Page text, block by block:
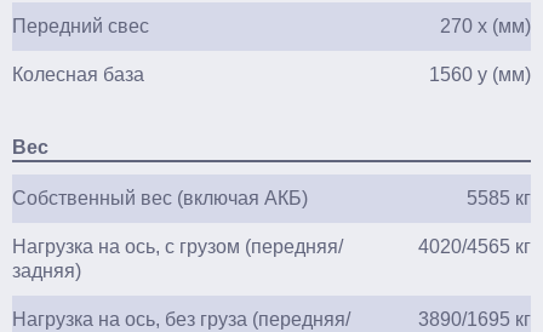
Передний свес 270 x (мм)
Колесная база 1560 y (мм)
Вес
Собственный вес (включая АКБ) 5585 кг
Нагрузка на ось, с грузом (передняя/
задняя)
4020/4565 кг
Нагрузка на ось, без груза (передняя/
3890/1695 кг